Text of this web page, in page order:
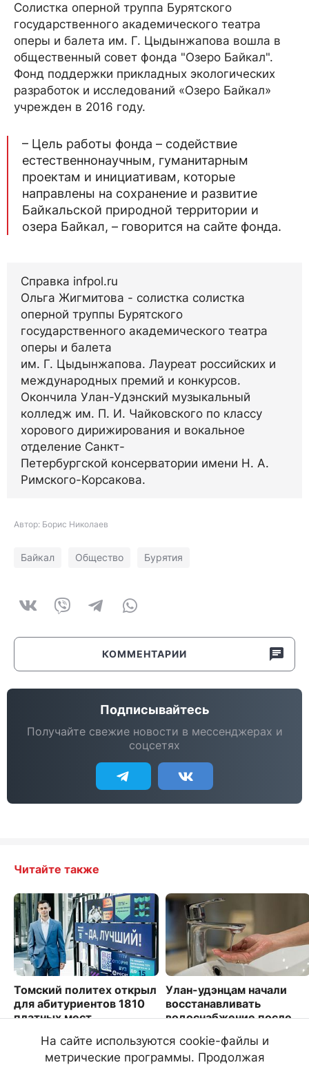
Солистка оперной труппа Бурятского
государственного академического театра
оперы и балета им. Г. Цыдынжапова вошла в
общественный совет фонда "Озеро Байкал".
Фонд поддержки прикладных экологических
разработок и исследований «Озеро Байкал»
учрежден в 2016 году.
– Цель работы фонда – содействие
естественнонаучным, гуманитарным
проектам и инициативам, которые
направлены на сохранение и развитие
Байкальской природной территории и
озера Байкал, – говорится на сайте фонда.
Справка infpol.ru
Ольга Жигмитова - солистка солистка
оперной труппы Бурятского
государственного академического театра
оперы и балета
им. Г. Цыдынжапова. Лауреат российских и
международных премий и конкурсов.
Окончила Улан-Удэнский музыкальный
колледж им. П. И. Чайковского по классу
хорового дирижирования и вокальное
отделение Санкт-
Петербургской консерватории имени Н. А.
Римского-Корсакова.
Автор: Борис Николаев
Байкал Общество Бурятия
КОММЕНТАРИИ
Подписывайтесь
Получайте свежие новости в мессенджерах и
соцсетях
Читайте также
Томский политех открыл
для абитуриентов 1810
платных мест
6855
Улан-удэнцам начали
восстанавливать
водоснабжение после
3099
На сайте используются cookie-файлы и
метрические программы. Продолжая